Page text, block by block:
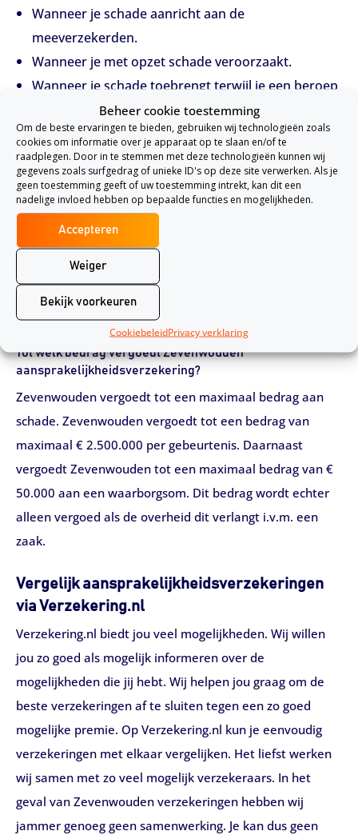
Beheer cookie toestemming
Om de beste ervaringen te bieden, gebruiken wij technologieën zoals
cookies om informatie over je apparaat op te slaan en/of te
raadplegen. Door in te stemmen met deze technologieën kunnen wij
gegevens zoals surfgedrag of unieke ID's op deze site verwerken. Als je
geen toestemming geeft of uw toestemming intrekt, kan dit een
nadelige invloed hebben op bepaalde functies en mogelijkheden.
Accepteren
Weiger
Bekijk voorkeuren
CookiebeleidPrivacy verklaring
Wanneer je schade aanricht aan de
meeverzekerden.
Wanneer je met opzet schade veroorzaakt.
Wanneer je schade toebrengt terwijl je een beroep
Aansprakelijkheidsverzekering van
Zevenwouden
Wat is de premie?
Het bedrag dat je betaald voor de
aansprakelijkheidsverzekering van Zevenwouden is geen
vast bedrag. Het bedrag dat je betaald voor de
aansprakelijkheidsverzekering is afhankelijk van de
gekozen verzekerde som en de gezinssituatie.
Tot welk bedrag vergoedt Zevenwouden
aansprakelijkheidsverzekering?
Zevenwouden vergoedt tot een maximaal bedrag aan
schade. Zevenwouden vergoedt tot een bedrag van
maximaal € 2.500.000 per gebeurtenis. Daarnaast
vergoedt Zevenwouden tot een maximaal bedrag van €
50.000 aan een waarborgsom. Dit bedrag wordt echter
alleen vergoed als de overheid dit verlangt i.v.m. een
zaak.
Vergelijk aansprakelijkheidsverzekeringen
via Verzekering.nl
Verzekering.nl biedt jou veel mogelijkheden. Wij willen
jou zo goed als mogelijk informeren over de
mogelijkheden die jij hebt. Wij helpen jou graag om de
beste verzekeringen af te sluiten tegen een zo goed
mogelijke premie. Op Verzekering.nl kun je eenvoudig
verzekeringen met elkaar vergelijken. Het liefst werken
wij samen met zo veel mogelijk verzekeraars. In het
geval van Zevenwouden verzekeringen hebben wij
jammer genoeg geen samenwerking. Je kan dus geen